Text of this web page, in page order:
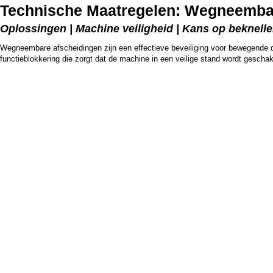
Technische Maatregelen:
Oplossingen | Machine veiligheid | Kans op
Wegneembare afscheidingen zijn een effectieve beveiliging voor
functieblokkering die zorgt dat de machine in een veilige stand wordt